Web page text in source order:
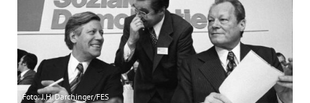
Foto: J.H. Darchinger/FES